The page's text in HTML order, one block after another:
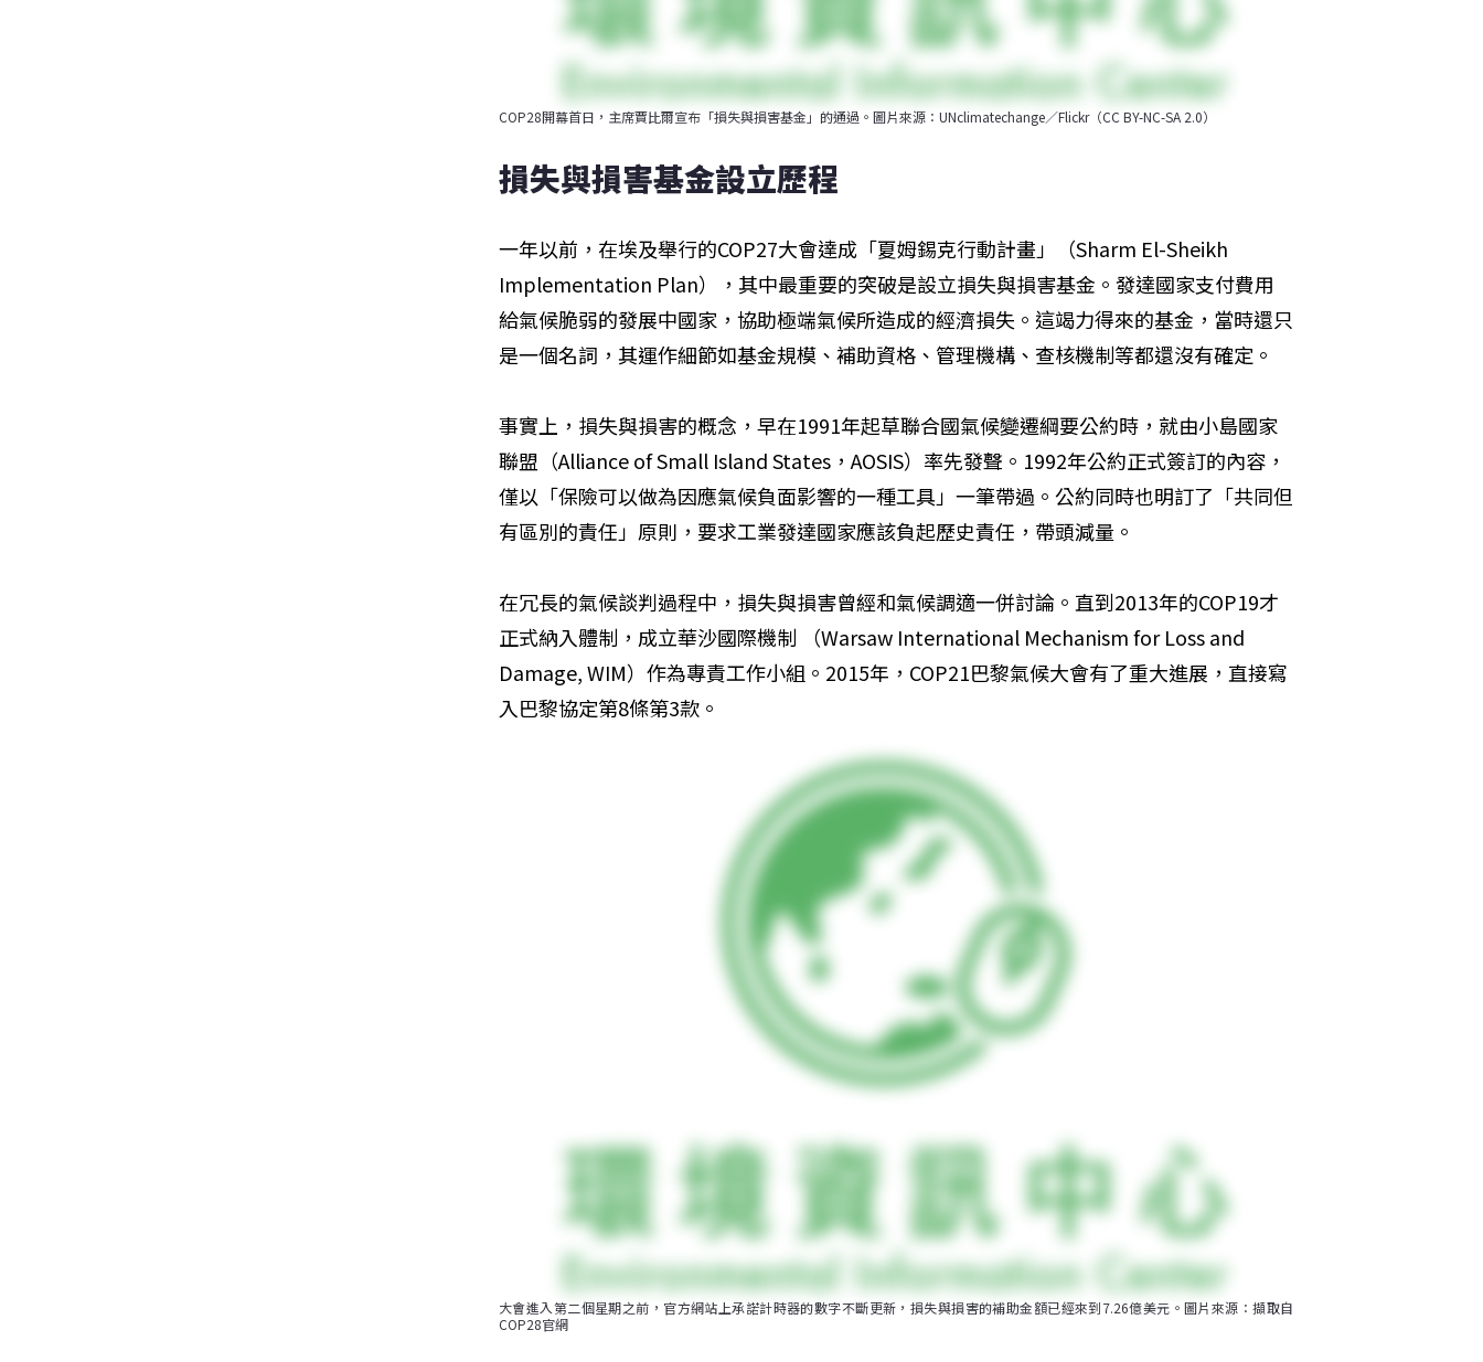
COP28開幕首日，主席賈比爾宣布「損失與損害基金」的通過。圖片來源：UNclimatechange／Flickr（CC BY-NC-SA 2.0）
損失與損害基金設立歷程
一年以前，在埃及舉行的COP27大會達成「夏姆錫克行動計畫」（Sharm El-Sheikh
Implementation Plan），其中最重要的突破是設立損失與損害基金。發達國家支付費用
給氣候脆弱的發展中國家，協助極端氣候所造成的經濟損失。這竭力得來的基金，當時還只
是一個名詞，其運作細節如基金規模、補助資格、管理機構、查核機制等都還沒有確定。
事實上，損失與損害的概念，早在1991年起草聯合國氣候變遷綱要公約時，就由小島國家
聯盟（Alliance of Small Island States，AOSIS）率先發聲。1992年公約正式簽訂的內容，
僅以「保險可以做為因應氣候負面影響的一種工具」一筆帶過。公約同時也明訂了「共同但
有區別的責任」原則，要求工業發達國家應該負起歷史責任，帶頭減量。
在冗長的氣候談判過程中，損失與損害曾經和氣候調適一併討論。直到2013年的COP19才
正式納入體制，成立華沙國際機制 （Warsaw International Mechanism for Loss and
Damage, WIM）作為專責工作小組。2015年，COP21巴黎氣候大會有了重大進展，直接寫
入巴黎協定第8條第3款。
大會進入第二個星期之前，官方網站上承諾計時器的數字不斷更新，損失與損害的補助金額已經來到7.26億美元。圖片來源：擷取自
COP28官網